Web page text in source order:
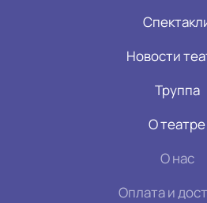
Новости
Труппа
О театре
О нас
Оплата и